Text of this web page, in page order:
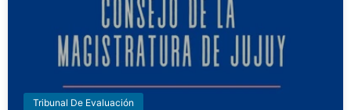
Tribunal De Evaluación